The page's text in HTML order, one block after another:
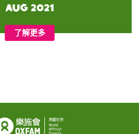
Aug 2021
了解更多